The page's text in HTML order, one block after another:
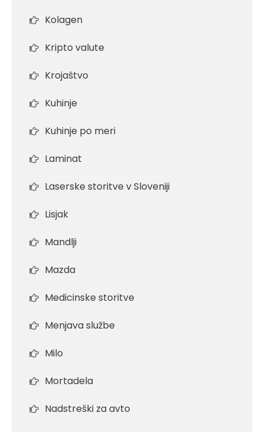
Kolagen
Kripto valute
Krojaštvo
Kuhinje
Kuhinje po meri
Laminat
Laserske storitve v Sloveniji
Lisjak
Mandlji
Mazda
Medicinske storitve
Menjava službe
Milo
Mortadela
Nadstreški za avto